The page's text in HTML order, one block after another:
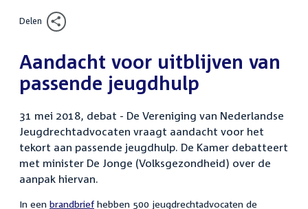
Delen
Aandacht voor uitblijven van
passende jeugdhulp
31 mei 2018, debat - De Vereniging van Nederlandse
Jeugdrechtadvocaten vraagt aandacht voor het
tekort aan passende jeugdhulp. De Kamer debatteert
met minister De Jonge (Volksgezondheid) over de
aanpak hiervan.
In een brandbrief hebben 500 jeugdrechtadvocaten de